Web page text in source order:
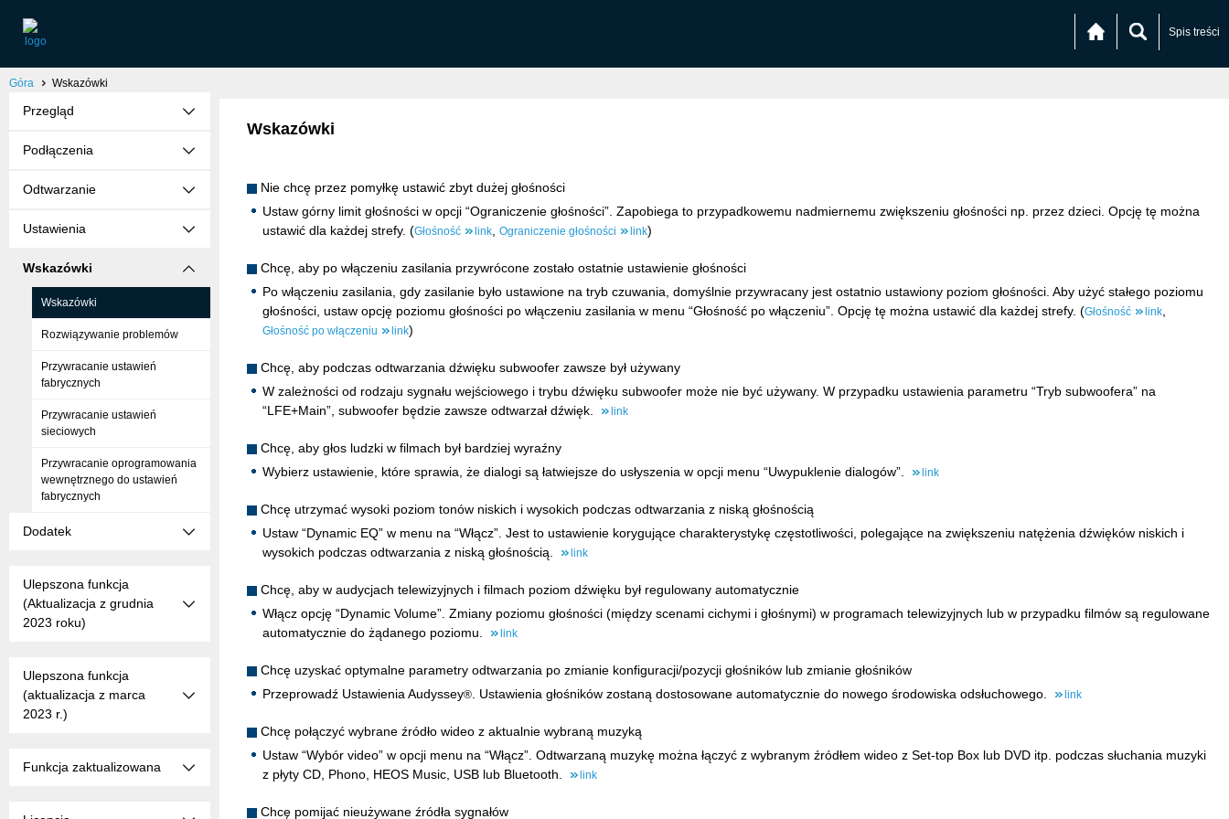
Spis treści
Góra Wskazówki
Przegląd
Podłączenia
Odtwarzanie
Ustawienia
Wskazówki
Wskazówki
Rozwiązywanie problemów
Przywracanie ustawień
fabrycznych
Przywracanie ustawień
sieciowych
Przywracanie oprogramowania
wewnętrznego do ustawień
fabrycznych
Dodatek
Ulepszona funkcja
(Aktualizacja z grudnia
2023 roku)
Ulepszona funkcja
(aktualizacja z marca
2023 r.)
Funkcja zaktualizowana
Wskazówki
Nie chcę przez pomyłkę ustawić zbyt dużej głośności
Ustaw górny limit głośności w opcji “Ograniczenie głośności”. Zapobiega to przypadkowemu nadmiernemu zwiększeniu głośności np. przez dzieci. Opcję tę można
ustawić dla każdej strefy. (Głośność link Ograniczenie głośności link)
Chcę, aby po włączeniu zasilania przywrócone zostało ostatnie ustawienie głośności
Po włączeniu zasilania, gdy zasilanie było ustawione na tryb czuwania, domyślnie przywracany jest ostatnio ustawiony poziom głośności. Aby użyć stałego poziomu
głośności, ustaw opcję poziomu głośności po włączeniu zasilania w menu “Głośność po włączeniu”. Opcję tę można ustawić dla każdej strefy. (Głośność link
Głośność po włączeniu link)
Chcę, aby podczas odtwarzania dźwięku subwoofer zawsze był używany
W zależności od rodzaju sygnału wejściowego i trybu dźwięku subwoofer może nie być używany. W przypadku ustawienia parametru “Tryb subwoofera” na
“LFE+Main”, subwoofer będzie zawsze odtwarzał dźwięk.
link
Chcę, aby głos ludzki w filmach był bardziej wyraźny
Wybierz ustawienie, które sprawia, że dialogi są łatwiejsze do usłyszenia w opcji menu “Uwypuklenie dialogów”.
link
Chcę utrzymać wysoki poziom tonów niskich i wysokich podczas odtwarzania z niską głośnością
Ustaw “Dynamic EQ” w menu na “Włącz”. Jest to ustawienie korygujące charakterystykę częstotliwości, polegające na zwiększeniu natężenia dźwięków niskich i
wysokich podczas odtwarzania z niską głośnością.
link
Chcę, aby w audycjach telewizyjnych i filmach poziom dźwięku był regulowany automatycznie
Włącz opcję “Dynamic Volume”. Zmiany poziomu głośności (między scenami cichymi i głośnymi) w programach telewizyjnych lub w przypadku filmów są regulowane
automatycznie do żądanego poziomu.
link
Chcę uzyskać optymalne parametry odtwarzania po zmianie konfiguracji/pozycji głośników lub zmianie głośników
Przeprowadź Ustawienia Audyssey® . Ustawienia głośników zostaną dostosowane automatycznie do nowego środowiska odsłuchowego. link
Chcę połączyć wybrane źródło wideo z aktualnie wybraną muzyką
Ustaw “Wybór video” w opcji menu na “Włącz”. Odtwarzaną muzykę można łączyć z wybranym źródłem wideo z Set-top Box lub DVD itp. podczas słuchania muzyki
z płyty CD, Phono, HEOS Music, USB lub Bluetooth.
link
Chcę pomijać nieużywane źródła sygnałów